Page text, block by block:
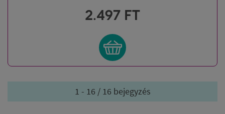
2.497 FT
1 - 16 / 16 bejegyzés